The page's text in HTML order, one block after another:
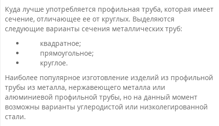
Куда лучше употребляется профильная труба, которая имеет
сечение, отличающее ее от круглых. Выделяются
следующие варианты сечения металлических труб:
квадратное;
прямоугольное;
круглое.
Наиболее популярное изготовление изделий из профильной
трубы из металла, нержавеющего металла или
алюминиевой профильной трубы, но на данный момент
возможны варианты углеродистой или низколегированной
стали.